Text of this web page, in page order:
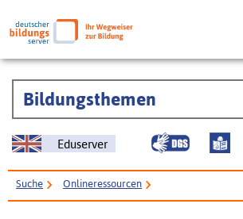
Bildungsthemen
Eduserver
Suche Onlineressourcen